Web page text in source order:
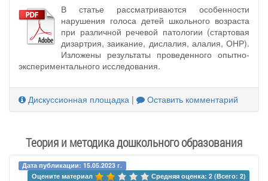
В статье рассматриваются особенности
нарушения голоса детей школьного возраста
при различной речевой патологии (стартовая
дизартрия, заикание, дислалия, алалия, ОНР).
Изложены результаты проведенного опытно-
экспериментального исследования.
Дискуссионная площадка | Оставить комментарий
Теория и методика дошкольного образования
Дата публикации: 15.05.2023 г.
Оцените материал
Средняя оценка: 2 (Всего: 2)